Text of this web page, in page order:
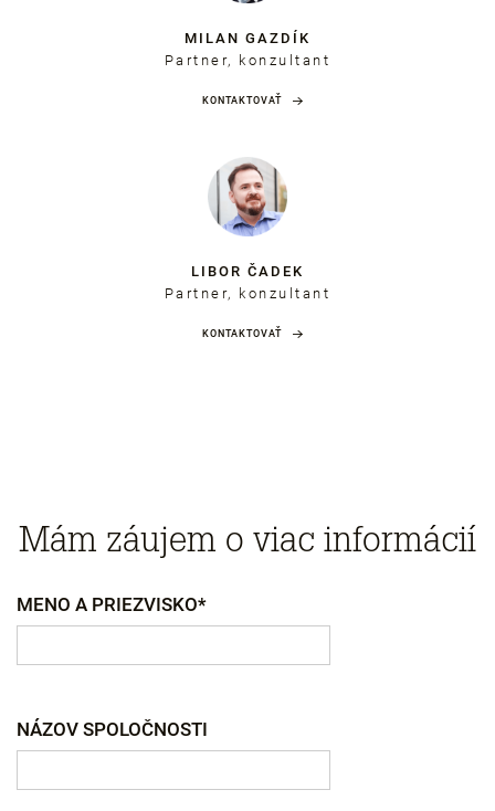
MILAN GAZDÍK
Partner, konzultant
KONTAKTOVAŤ
LIBOR ČADEK
Partner, konzultant
KONTAKTOVAŤ
Mám záujem o viac informácií
MENO A PRIEZVISKO*
NÁZOV SPOLOČNOSTI